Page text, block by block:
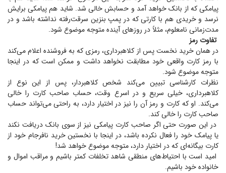
پیامکی که از بانک خواهد آمد و حسابش خالی شد. شاید هم پیامکی برایش
نرسد و خریدی هم با کارتی که در پمپ بنزین سرقت‌رفته نداشته باشد و در
مدت‌زمانی نامعلوم، مثلاً در روز‌های آینده متوجه موضوع شود.
تفاوت رمز
در همان خرید نخست پس از کلاهبرداری، رمزی که به فروشنده اعلام می‌کند
با رمز کارت واقعی خود مطابقت نخواهد داشت و ممکن است که در اینجا
متوجه موضوع شود.
نظرات کارشناسی تبیین می‌کند شخص کلاهبردار، پس از این نوع از
کلاهبرداری، خیلی سریع و در اسرع وقت، حساب صاحب کارت را خالی
می‌کند. او که کارت و رمز آن را نیز در اختیار دارد، به راحتی می‌تواند حساب
صاحب کارت را خالی کند.
در این صورت حتی اگر صاحب کارت پیامکی نیز از سوی بانک دریافت نکند
یا پیامک خود را فعال نکرده باشد، در اینجا با نخستین خرید نافرجام خود از
کارت بیگانه‌ای که در اختیار دارد، متوجه موضوع خواهد شد!
امید است با احتیاط‌های منطقی شاهد تخلفات کمتر باشیم و مراقب اموال و
خانواده خود باشیم.